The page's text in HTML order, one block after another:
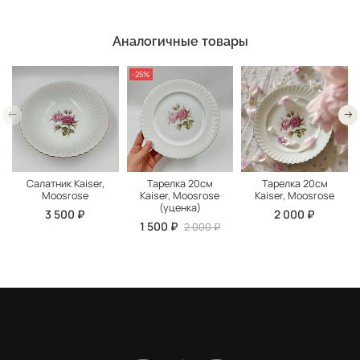
Аналогичные товары
Салатник Kaiser,
Moosrose
3 500 ₽
-25%
Тарелка 20см
Kaiser, Moosrose
(уценка)
1 500 ₽ 2 000 ₽
Тарелка 20см
Kaiser, Moosrose
2 000 ₽